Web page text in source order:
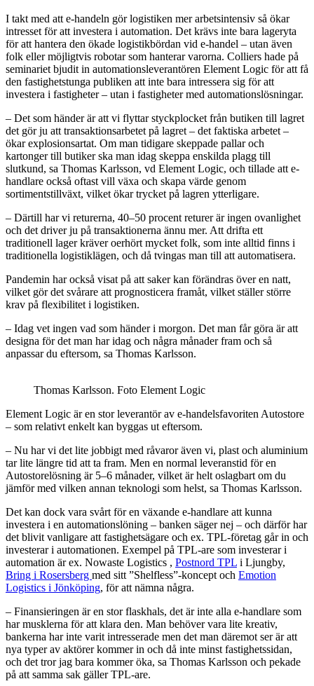
I takt med att e-handeln gör logistiken mer arbetsintensiv så ökar
intresset för att investera i automation. Det krävs inte bara lageryta
för att hantera den ökade logistikbördan vid e-handel – utan även
folk eller möjligtvis robotar som hanterar varorna. Colliers hade på
seminariet bjudit in automationsleverantören Element Logic för att få
den fastighetstunga publiken att inte bara intressera sig för att
investera i fastigheter – utan i fastigheter med automationslösningar.
– Det som händer är att vi flyttar styckplocket från butiken till lagret
det gör ju att transaktionsarbetet på lagret – det faktiska arbetet –
ökar explosionsartat. Om man tidigare skeppade pallar och
kartonger till butiker ska man idag skeppa enskilda plagg till
slutkund, sa Thomas Karlsson, vd Element Logic, och tillade att e-
handlare också oftast vill växa och skapa värde genom
sortimentstillväxt, vilket ökar trycket på lagren ytterligare.
– Därtill har vi returerna, 40–50 procent returer är ingen ovanlighet
och det driver ju på transaktionerna ännu mer. Att drifta ett
traditionell lager kräver oerhört mycket folk, som inte alltid finns i
traditionella logistiklägen, och då tvingas man till att automatisera.
Pandemin har också visat på att saker kan förändras över en natt,
vilket gör det svårare att prognosticera framåt, vilket ställer större
krav på flexibilitet i logistiken.
– Idag vet ingen vad som händer i morgon. Det man får göra är att
designa för det man har idag och några månader fram och så
anpassar du eftersom, sa Thomas Karlsson.
Thomas Karlsson. Foto Element Logic
Element Logic är en stor leverantör av e-handelsfavoriten Autostore
– som relativt enkelt kan byggas ut eftersom.
– Nu har vi det lite jobbigt med råvaror även vi, plast och aluminium
tar lite längre tid att ta fram. Men en normal leveranstid för en
Autostorelösning är 5–6 månader, vilket är helt oslagbart om du
jämför med vilken annan teknologi som helst, sa Thomas Karlsson.
Det kan dock vara svårt för en växande e-handlare att kunna
investera i en automationslöning – banken säger nej – och därför har
det blivit vanligare att fastighetsägare och ex. TPL-företag går in och
investerar i automationen. Exempel på TPL-are som investerar i
automation är ex. Nowaste Logistics , Postnord TPL i Ljungby,
Bring i Rosersberg med sitt ”Shelfless”-koncept och Emotion
Logistics i Jönköping, för att nämna några.
– Finansieringen är en stor flaskhals, det är inte alla e-handlare som
har musklerna för att klara den. Man behöver vara lite kreativ,
bankerna har inte varit intresserade men det man däremot ser är att
nya typer av aktörer kommer in och då inte minst fastighetssidan,
och det tror jag bara kommer öka, sa Thomas Karlsson och pekade
på att samma sak gäller TPL-are.